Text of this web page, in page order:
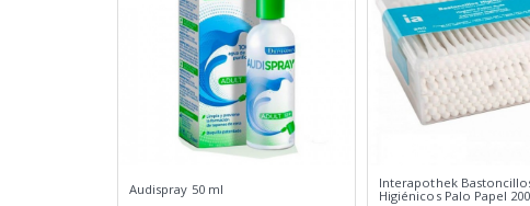
Audispray 50 ml
Interapothek
Higiénicos Palo Papel